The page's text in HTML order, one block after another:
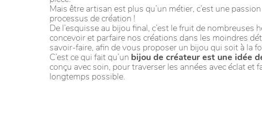
Mais être artisan est plus qu’un métier, c’est une
processus de création !
De l’esquisse au bijou final, c’est le fruit de nombreuses
concevoir et parfaire nos créations dans les moindres
savoir-faire, afin de vous proposer un bijou qui soit à la
C’est ce qui fait qu’un bijou de créateur est une idée
conçu avec soin, pour traverser les années avec éclat et
longtemps possible.